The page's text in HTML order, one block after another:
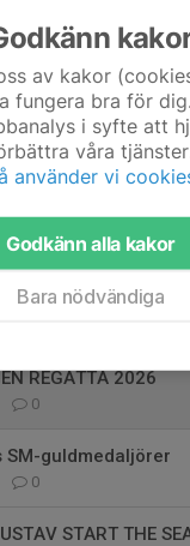
2026 (Örkelljunga)
MIDSUMMER DINNER
0
2026
0
2026
REGATTA 2026
0
SM-guldmedaljörer
0
START THE
av kakor
fungera bra för
i syfte att
våra
använder vi
Godkänn alla kakor
Bara nödvändiga